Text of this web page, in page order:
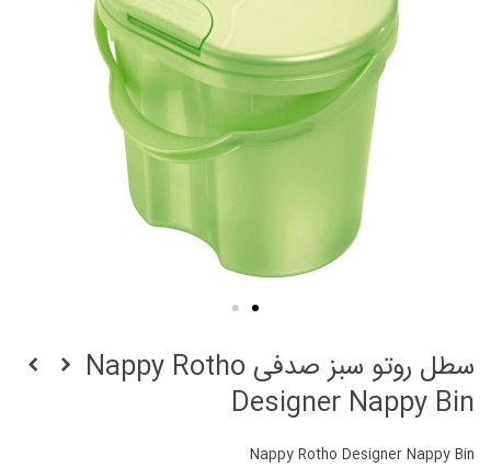
سطل روتو سبز صدفی Nappy Rotho
Designer Nappy Bin
Nappy Rotho Designer Nappy Bin